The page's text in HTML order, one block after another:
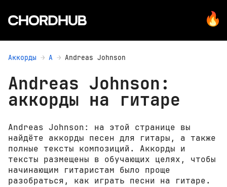
Аккорды A Andreas Johnson
Andreas Johnson:
аккорды на гитаре
Andreas Johnson: на этой странице вы
найдёте аккорды песен для гитары, а также
полные тексты композиций. Аккорды и
тексты размещены в обучающих целях, чтобы
начинающим гитаристам было проще
разобраться, как играть песни на гитаре.